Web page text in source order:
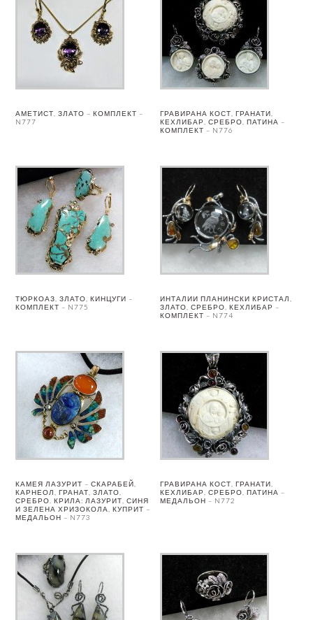
АМЕТИСТ, ЗЛАТО – КОМПЛЕКТ –
N777
ГРАВИРАНА КОСТ, ГРАНАТИ,
КЕХЛИБАР, СРЕБРО, ПАТИНА –
КОМПЛЕКТ – N776
ТЮРКОАЗ, ЗЛАТО, КИНЦУГИ –
КОМПЛЕКТ – N775
ИНТАЛИИ ПЛАНИНСКИ КРИСТАЛ,
ЗЛАТО, СРЕБРО, КЕХЛИБАР –
КОМПЛЕКТ – N774
КАМЕЯ ЛАЗУРИТ – СКАРАБЕЙ,
КАРНЕОЛ, ГРАНАТ, ЗЛАТО,
СРЕБРО. КРИЛА: ЛАЗУРИТ, СИНЯ
И ЗЕЛЕНА ХРИЗОКОЛА, КУПРИТ –
МЕДАЛЬОН – N773
ГРАВИРАНА КОСТ, ГРАНАТИ,
КЕХЛИБАР, СРЕБРО, ПАТИНА –
МЕДАЛЬОН – N772